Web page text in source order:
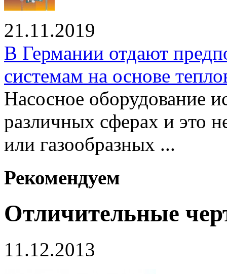
21.11.2019
В Германии отдают
системам на основе
Насосное оборудование
различных сферах и это
или газообразных ...
Рекомендуем
Отличительные
11.12.2013